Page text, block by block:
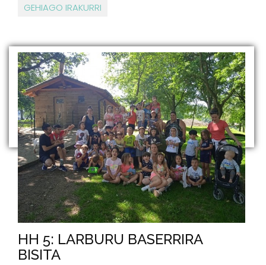
GEHIAGO IRAKURRI
HH 5: LARBURU BASERRIRA
BISITA